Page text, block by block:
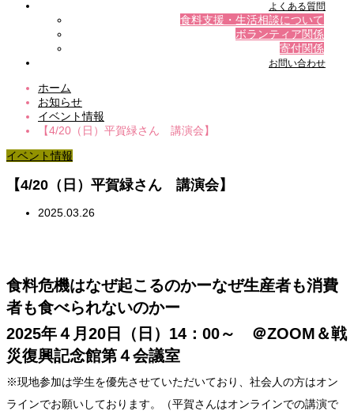
よくある質問
食料支援・生活相談について
ボランティア関係
寄付関係
お問い合わせ
ホーム
お知らせ
イベント情報
【4/20（日）平賀緑さん 講演会】
イベント情報
【4/20（日）平賀緑さん 講演会】
2025.03.26
食料危機はなぜ起こるのかーなぜ生産者も消費
者も食べられないのかー
2025年４月20日（日）14：00～ ＠ZOOM＆戦
災復興記念館第４会議室
※現地参加は学生を優先させていただいており、社会人の方はオン
ラインでお願いしております。（平賀さんはオンラインでの講演で